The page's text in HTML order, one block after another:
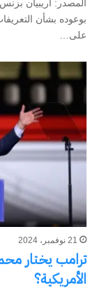
المصدر: اريبيان
بوعوده بشأن
على…
21 نوفمبر، 2024
ترامب يختار
الأمريكية؟